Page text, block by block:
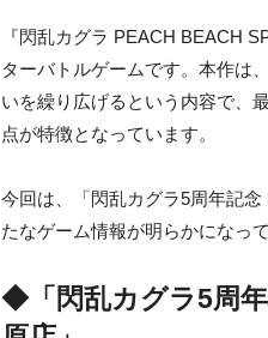
『閃乱カグラ PEACH BEACH
ターバトルゲームです。本作は
いを繰り広げるという内容で、
点が特徴となっています。
今回は、「閃乱カグラ5周年記
たなゲーム情報が明らかになって
◆「閃乱カグラ5周